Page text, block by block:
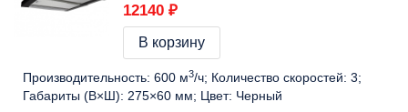
12140 ₽
В корзину
Производительность: 600 м3/ч Количество скоростей: 3
Габариты (В×Ш): 275×60 мм Цвет: Черный